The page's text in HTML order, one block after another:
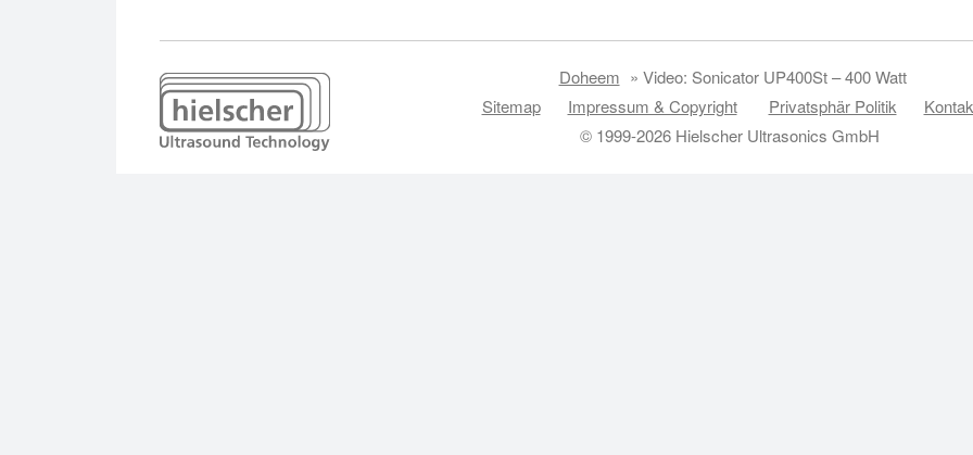
Doheem » Video: Sonicator UP400St – 400 Watt
Sitemap
Impressum & Copyright Privatsphär Politik
© 1999-2026 Hielscher Ultrasonics GmbH